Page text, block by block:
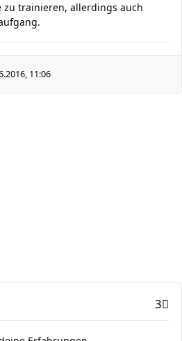
zu trainieren, allerdings auch
11:06
3